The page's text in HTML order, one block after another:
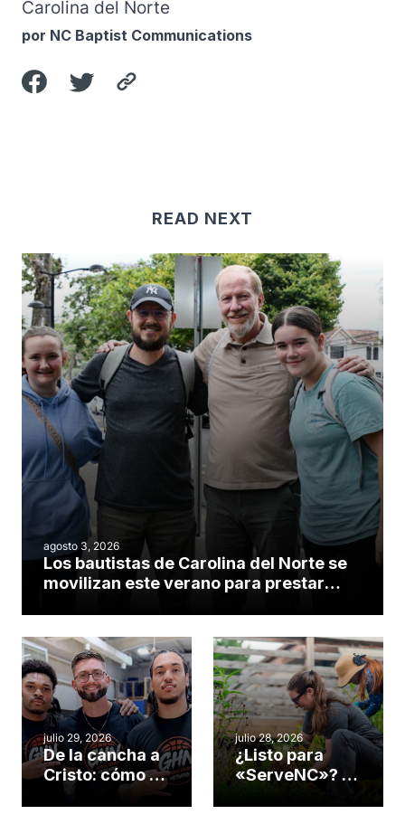
Carolina del Norte
por NC Baptist Communications
READ NEXT
agosto 3, 2026
Los bautistas de Carolina del Norte se
movilizan este verano para prestar
julio 29, 2026
De la cancha a
Cristo: cómo el
gimnasio de
julio 28, 2026
¿Listo para
«ServeNC»? 4